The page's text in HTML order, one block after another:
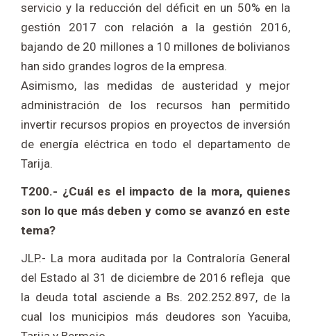
servicio y la reducción del déficit en un 50% en la
gestión 2017 con relación a la gestión 2016,
bajando de 20 millones a 10 millones de bolivianos
han sido grandes logros de la empresa.
Asimismo, las medidas de austeridad y mejor
administración de los recursos han permitido
invertir recursos propios en proyectos de inversión
de energía eléctrica en todo el departamento de
Tarija.
T200.- ¿Cuál es el impacto de la mora, quienes
son lo que más deben y como se avanzó en este
tema?
JLP.- La mora auditada por la Contraloría General
del Estado al 31 de diciembre de 2016 refleja que
la deuda total asciende a Bs. 202.252.897, de la
cual los municipios más deudores son Yacuiba,